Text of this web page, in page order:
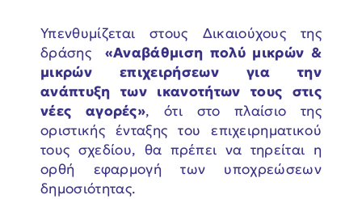
Υπενθυμίζεται στους Δικαιούχους της
δράσης «Αναβάθμιση πολύ μικρών &
μικρών επιχειρήσεων για την
ανάπτυξη των ικανοτήτων τους στις
νέες αγορές», ότι στο πλαίσιο της
οριστικής ένταξης του επιχειρηματικού
τους σχεδίου, θα πρέπει να τηρείται η
ορθή εφαρμογή των υποχρεώσεων
δημοσιότητας.